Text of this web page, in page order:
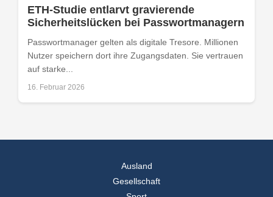
ETH-Studie entlarvt gravierende
Sicherheitslücken bei Passwortmanagern
Passwortmanager gelten als digitale Tresore. Millionen
Nutzer speichern dort ihre Zugangsdaten. Sie vertrauen
auf starke...
16. Februar 2026
Ausland
Gesellschaft